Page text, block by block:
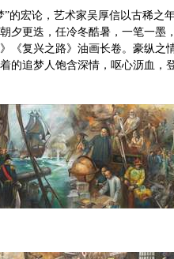
的宏论，艺术家吴厚信以古稀之
夕更迭，任冷冬酷暑，一笔一墨
《复兴之路》油画长卷。豪纵之
的追梦人饱含深情，呕心沥血，